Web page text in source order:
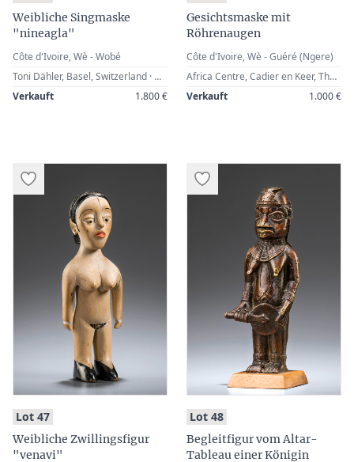
Weibliche Singmaske
"nineagla"
Côte d'Ivoire, Wè - Wobé
Toni Dähler, Basel, Switzerland · H.K. Galerie, St. Gallen, Switzerland (Helene Knill and Hans Koller) · Zemanek-Münster, Würzburg, 11 September 2004, Lot 923 · Werner Zintl, Worms, Germany
Verkauft
1.800 €
Gesichtsmaske mit
Röhrenaugen
Côte d'Ivoire, Wè - Guéré (Ngere)
Africa Centre, Cadier en Keer, The Netherlands · Ulrich Bohnen, Eschweiler, Germany (1968) · Zemanek-Münster, Würzburg, 26 November 2005, Lot 129 · Werner Zintl, Worms, Germany The Africa Centre was originally a Mission House which was established in Cadier en Keer in 1892 by the Society for African Missions (SMA). The missionary fathers focused their work mainly in West Africa and acquired in the course of the first half of the 20th century a large collection of ancestor sculptures, masks, daily use objects, fertility statues and gold weights. The Africa Centre itself was founded in 1959 with the aim to exhibit the missionaries’ collection of African artefacts and also to raise public interest for West African art and traditions.
Verkauft
1.000 €
Lot 47:
Weibliche Zwillingsfigur
"venavi"
Lot 48:
Begleitfigur vom Altar-
Tableau einer Königin